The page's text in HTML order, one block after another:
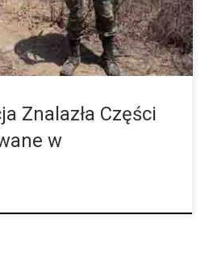
szczątki w sumie sześciu
worki na […]
Znalazła Części
w